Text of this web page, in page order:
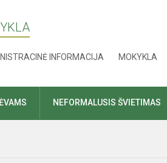
INFORMACIJA MOKYKLA
NEFORMALUSIS ŠVIETIMAS